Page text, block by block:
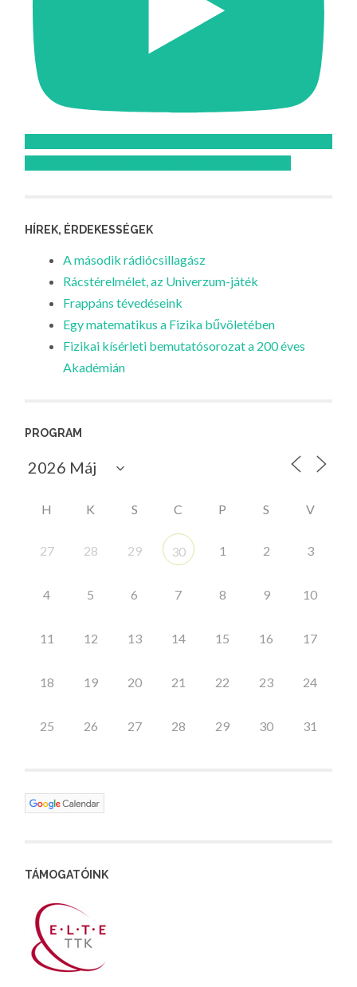
HÍREK, ÉRDEKESSÉGEK
A második rádiócsillagász
Rácstérelmélet, az Univerzum-játék
Frappáns tévedéseink
Egy matematikus a Fizika bűvöletében
Fizikai kísérleti bemutatósorozat a 200 éves
Akadémián
PROGRAM
H K S C P S V
27 28 29 30 1 2 3
4 5 6 7 8 9 10
11 12 13 14 15 16 17
18 19 20 21 22 23 24
25 26 27 28 29 30 31
TÁMOGATÓINK